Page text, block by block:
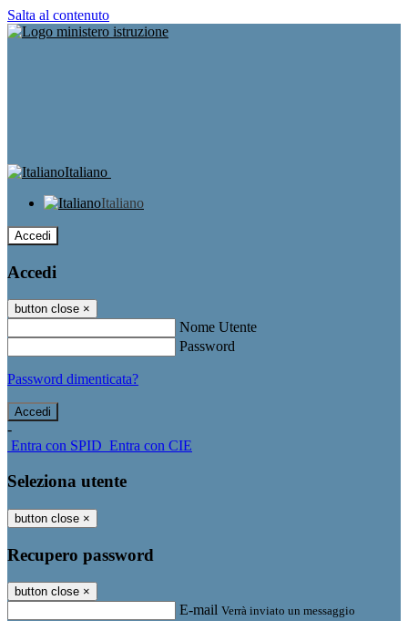
Salta al contenuto
Italiano
Italiano
Accedi
Accedi
button close ×
Nome Utente
Password
Password dimenticata?
-
Entra con SPID Entra con CIE
Seleziona utente
button close ×
Recupero password
button close ×
E-mail Verrà inviato un messaggio